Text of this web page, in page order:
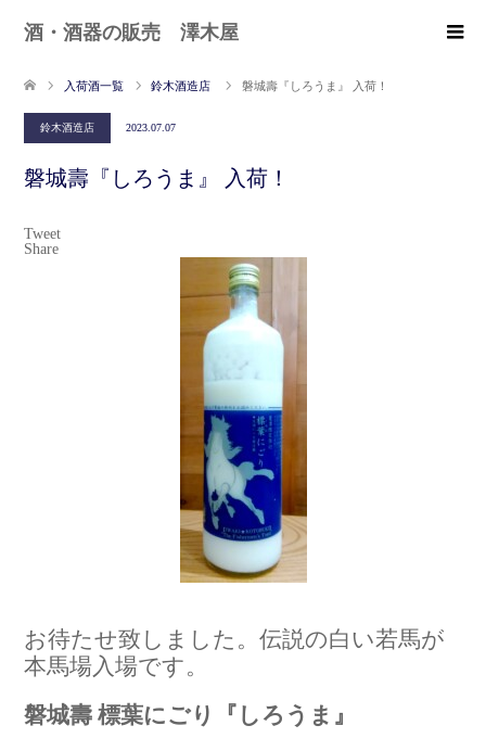
酒・酒器の販売 澤木屋
入荷酒一覧 鈴木酒造店 磐城壽『しろうま』 入荷！
鈴木酒造店 2023.07.07
磐城壽『しろうま』 入荷！
Tweet
Share
お待たせ致しました。伝説の白い若馬が
本馬場入場です。
磐城壽 標葉にごり『しろうま』